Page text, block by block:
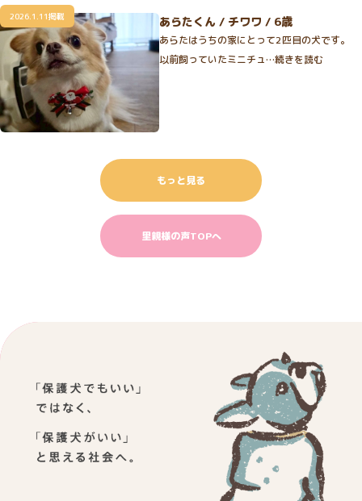
2026.1.11掲載 あらたくん / チワワ / 6歳
あらたはうちの家にとって2匹目の犬です。
以前飼っていたミニチュ…続きを読む
もっと見る
里親様の声TOPへ